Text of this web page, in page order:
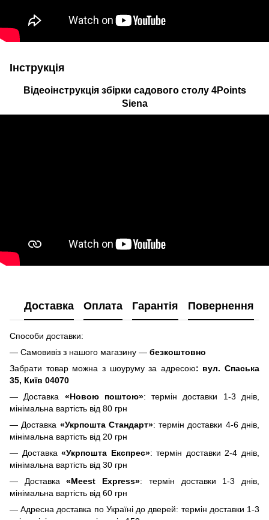
Інструкція
Відеоінструкція збірки садового столу 4Points
Siena
Доставка Оплата Гарантія Повернення
Способи доставки:
— Самовивіз з нашого магазину — безкоштовно
Забрати товар можна з шоуруму за адресою: вул. Спаська
35, Київ 04070
— Доставка «Новою поштою»: термін доставки 1-3 днів,
мінімальна вартість від 80 грн
— Доставка «Укрпошта Стандарт»: термін доставки 4-6 днів,
мінімальна вартість від 20 грн
— Доставка«Укрпошта Експрес»: термін доставки 2-4 днів,
мінімальна вартість від 30 грн
— Доставка«Meest Express»: термін доставки 1-3 днів,
мінімальна вартість від 60 грн
— Адресна доставка по Україні до дверей: термін доставки 1-3